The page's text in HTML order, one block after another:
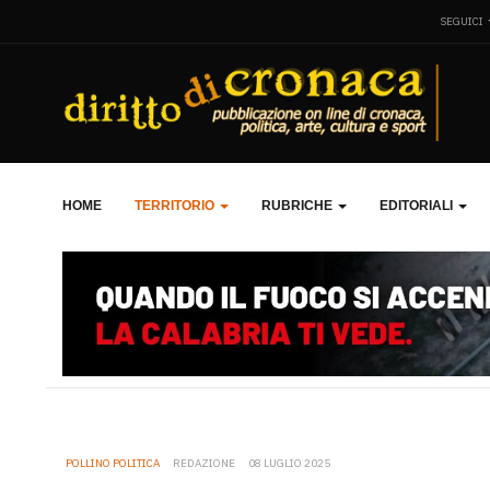
SEGUICI
HOME TERRITORIO RUBRICHE EDITORIALI
POLLINO POLITICA REDAZIONE 08 LUGLIO 2025